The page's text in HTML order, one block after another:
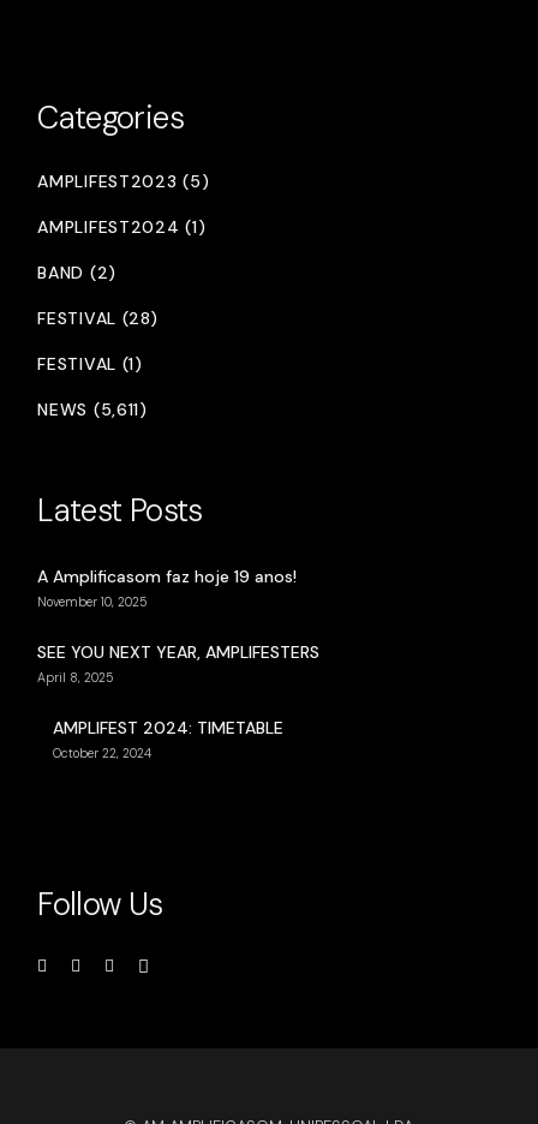
Categories
AMPLIFEST2023 (5)
AMPLIFEST2024 (1)
BAND (2)
FESTIVAL (28)
FESTIVAL (1)
NEWS (5,611)
Latest Posts
A Amplificasom faz hoje 19 anos!
November 10, 2025
SEE YOU NEXT YEAR, AMPLIFESTERS
April 8, 2025
AMPLIFEST 2024: TIMETABLE
October 22, 2024
Follow Us